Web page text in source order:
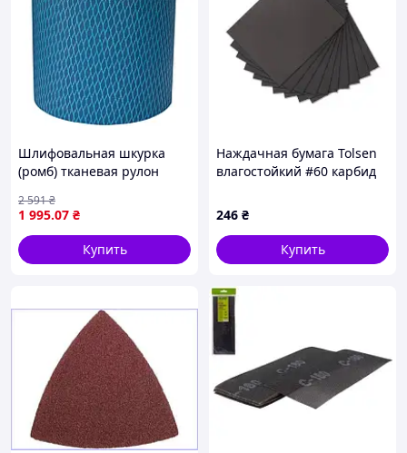
Шлифовальная шкурка
(ромб) тканевая рулон
(9111061)
1 995.07 ₴
2 591₴
Купить
Наждачная бумага Tolsen
влагостойкий #60 карбид
28х23см (32401)
246 ₴
Купить